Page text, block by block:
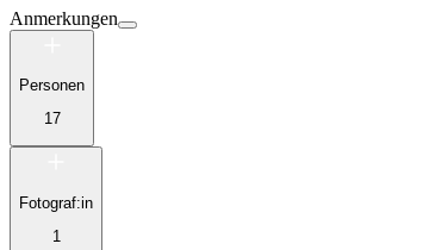
Anmerkungen
Personen
17
Fotograf:in
1